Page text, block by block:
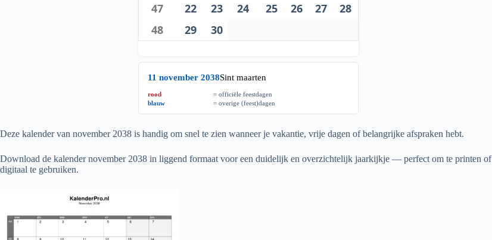
47
22 23 24 25 26 27
28
48
29 30
11 november 2038Sint maarten
rood
= officiële feestdagen
blauw
= overige (feest)dagen
Deze kalender van november 2038 is handig om snel te zien wanneer je vakantie, vrije dagen of belangrijke afspraken hebt.
Download de kalender november 2038 in liggend formaat voor een duidelijk en overzichtelijk jaarkijkje — perfect om te printen of
digitaal te gebruiken.